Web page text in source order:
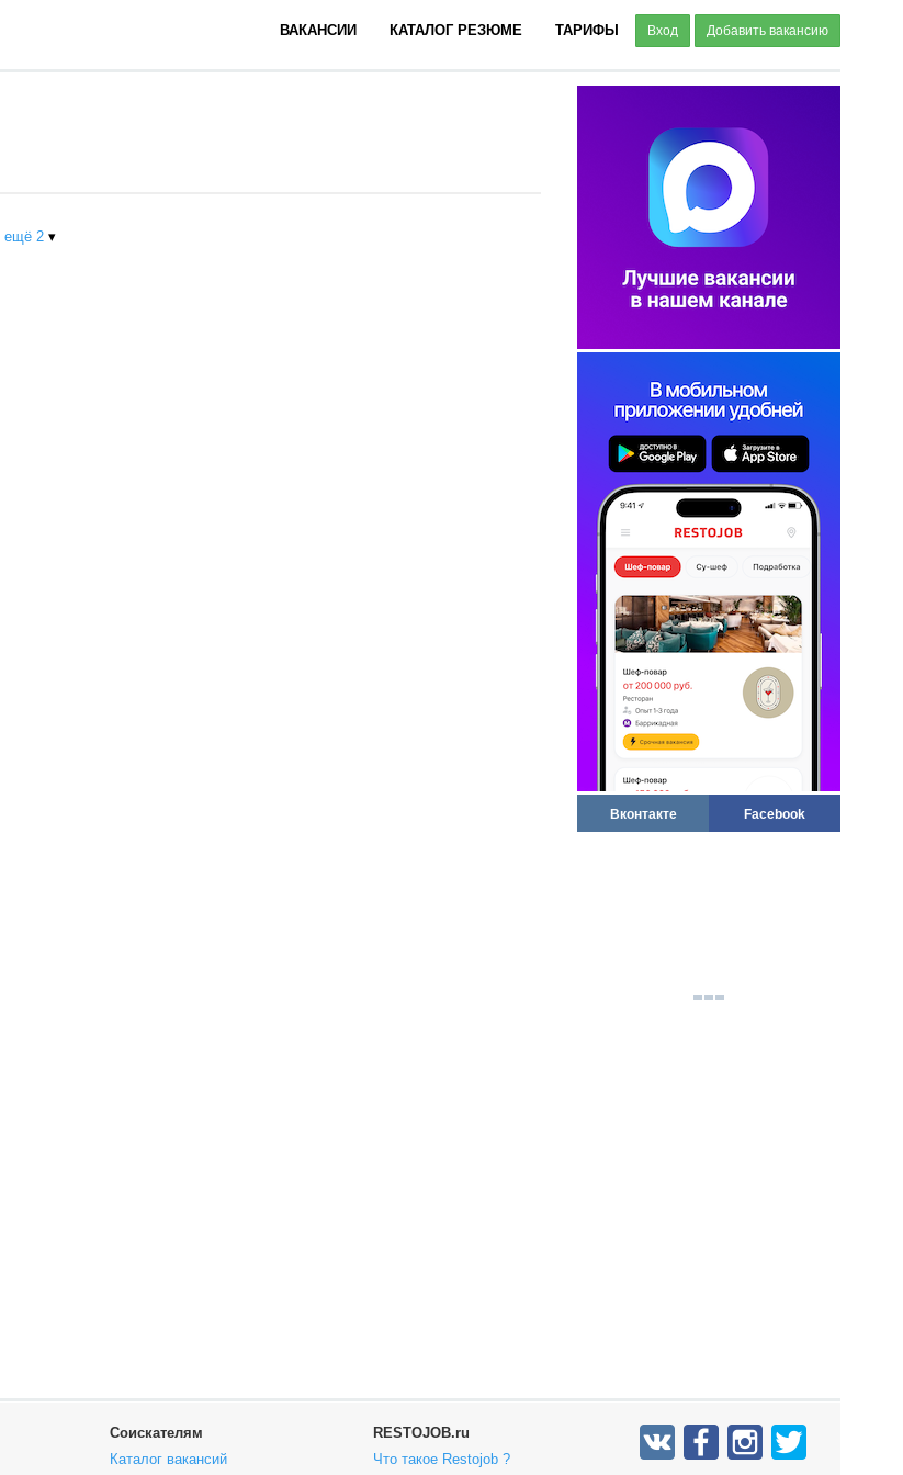
ВАКАНСИИ КАТАЛОГ РЕЗЮМЕ ТАРИФЫ Вход Добавить вакансию
Вконтакте Facebook
ещё 2 ▾
Соискателям
Каталог вакансий
RESTOJOB.ru
Что такое Restojob ?